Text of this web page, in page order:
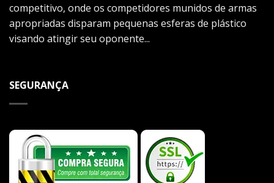
competitivo, onde os competidores munidos de armas
apropriadas disparam pequenas esferas de plástico
visando atingir seu oponente...
SEGURANÇA